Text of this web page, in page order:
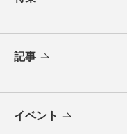
記事
イベント